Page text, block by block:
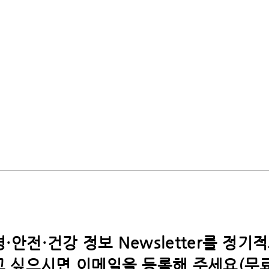
·안전·건강 정보 Newsletter를 정기
싶으시면​ 이메일을 등록해 주세요(무